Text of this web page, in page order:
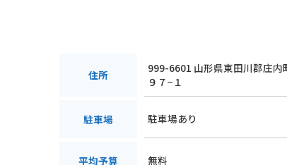
住所
999-6601 山形県東田川郡庄内
９７−１
駐車場 駐車場あり
平均予算 無料